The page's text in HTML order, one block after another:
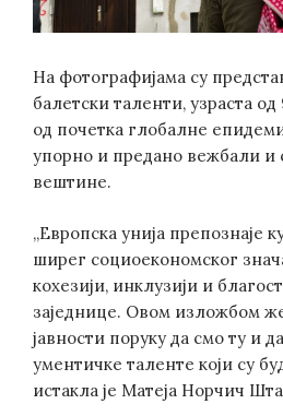
На фотографијама су
балетски таленти, узраста од
од почетка глобалне
упорно и предано вежбали и
вештине.
„Европска унија препознаје
ширег социоекономског
кохезији, инклузији и
заједнице. Овом изложбом
јавности поруку да смо ту и
ументичке таленте који су
истакла је Матеја Норчич